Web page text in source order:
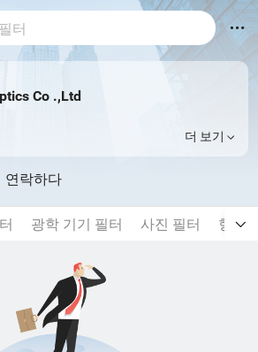
Co .,Ltd
더 보기
연락하다
광학 기기 필터 사진 필터 형광